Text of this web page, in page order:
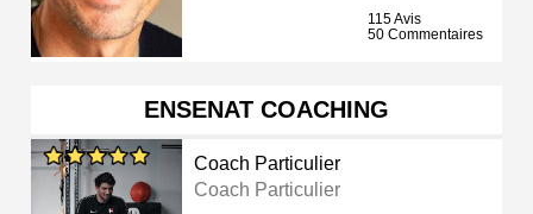
115 Avis
50 Commentaires
ENSENAT COACHING
Coach Particulier
Coach Particulier